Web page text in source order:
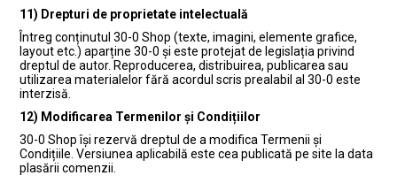
11) Drepturi de proprietate intelectuală
Întreg conținutul 30-0 Shop (texte, imagini, elemente grafice,
layout etc.) aparține 30-0 și este protejat de legislația privind
dreptul de autor. Reproducerea, distribuirea, publicarea sau
utilizarea materialelor fără acordul scris prealabil al 30-0 este
interzisă.
12) Modificarea Termenilor și Condițiilor
30-0 Shop își rezervă dreptul de a modifica Termenii și
Condițiile. Versiunea aplicabilă este cea publicată pe site la data
plasării comenzii.